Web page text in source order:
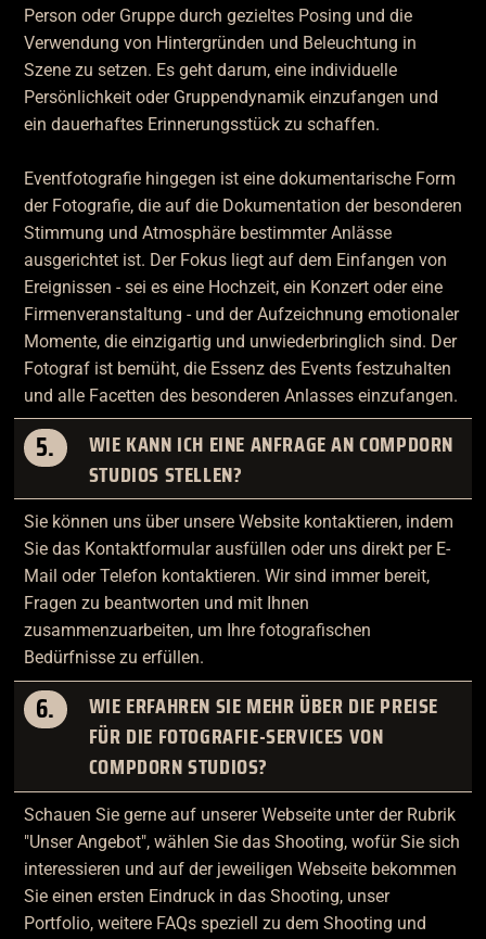
Person oder Gruppe durch gezieltes Posing und die
Verwendung von Hintergründen und Beleuchtung in
Szene zu setzen. Es geht darum, eine individuelle
Persönlichkeit oder Gruppendynamik einzufangen und
ein dauerhaftes Erinnerungsstück zu schaffen.
Eventfotografie hingegen ist eine dokumentarische Form
der Fotografie, die auf die Dokumentation der besonderen
Stimmung und Atmosphäre bestimmter Anlässe
ausgerichtet ist. Der Fokus liegt auf dem Einfangen von
Ereignissen - sei es eine Hochzeit, ein Konzert oder eine
Firmenveranstaltung - und der Aufzeichnung emotionaler
Momente, die einzigartig und unwiederbringlich sind. Der
Fotograf ist bemüht, die Essenz des Events festzuhalten
und alle Facetten des besonderen Anlasses einzufangen.
5.
WIE KANN ICH EINE ANFRAGE AN COMPDORN
STUDIOS STELLEN?
Sie können uns über unsere Website kontaktieren, indem
Sie das Kontaktformular ausfüllen oder uns direkt per E-
Mail oder Telefon kontaktieren. Wir sind immer bereit,
Fragen zu beantworten und mit Ihnen
zusammenzuarbeiten, um Ihre fotografischen
Bedürfnisse zu erfüllen.
6.
WIE ERFAHREN SIE MEHR ÜBER DIE PREISE
FÜR DIE FOTOGRAFIE-SERVICES VON
COMPDORN STUDIOS?
Schauen Sie gerne auf unserer Webseite unter der Rubrik
"Unser Angebot", wählen Sie das Shooting, wofür Sie sich
interessieren und auf der jeweiligen Webseite bekommen
Sie einen ersten Eindruck in das Shooting, unser
Portfolio, weitere FAQs speziell zu dem Shooting und